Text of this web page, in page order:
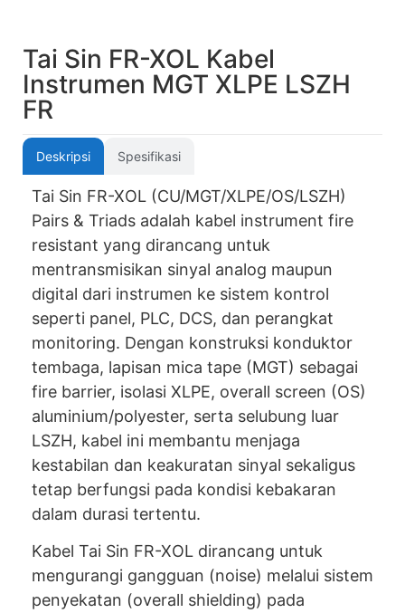
Tai Sin FR-XOL Kabel
Instrumen MGT XLPE LSZH
FR
Deskripsi Spesifikasi
Tai Sin FR-XOL (CU/MGT/XLPE/OS/LSZH)
Pairs & Triads adalah kabel instrument fire
resistant yang dirancang untuk
mentransmisikan sinyal analog maupun
digital dari instrumen ke sistem kontrol
seperti panel, PLC, DCS, dan perangkat
monitoring. Dengan konstruksi konduktor
tembaga, lapisan mica tape (MGT) sebagai
fire barrier, isolasi XLPE, overall screen (OS)
aluminium/polyester, serta selubung luar
LSZH, kabel ini membantu menjaga
kestabilan dan keakuratan sinyal sekaligus
tetap berfungsi pada kondisi kebakaran
dalam durasi tertentu.
Kabel Tai Sin FR-XOL dirancang untuk
mengurangi gangguan (noise) melalui sistem
penyekatan (overall shielding) pada